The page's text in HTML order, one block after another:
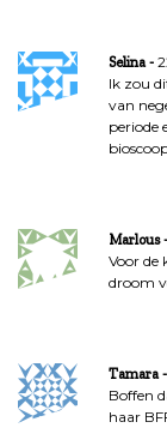
Selina
Ik zou
van
periode
Marlous
Voor de
droom
Tamara
Boffen
haar